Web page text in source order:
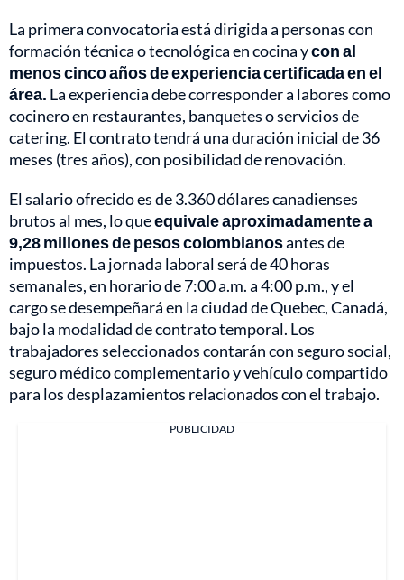
La primera convocatoria está dirigida a personas con
formación técnica o tecnológica en cocina ycon al
menos cinco años de experiencia certificada en el
área. La experiencia debe corresponder a labores como
cocinero en restaurantes, banquetes o servicios de
catering. El contrato tendrá una duración inicial de 36
meses (tres años), con posibilidad de renovación.
El salario ofrecido es de 3.360 dólares canadienses
brutos al mes, lo queequivale aproximadamente a
9,28 millones de pesos colombianosantes de
impuestos. La jornada laboral será de 40 horas
semanales, en horario de 7:00 a.m. a 4:00 p.m., y el
cargo se desempeñará en la ciudad de Quebec, Canadá,
bajo la modalidad de contrato temporal. Los
trabajadores seleccionados contarán con seguro social,
seguro médico complementario y vehículo compartido
para los desplazamientos relacionados con el trabajo.
PUBLICIDAD